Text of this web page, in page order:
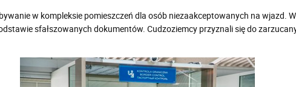
w kompleksie pomieszczeń dla osób niezaakceptowanych na wjazd.
sfałszowanych dokumentów. Cudzoziemcy przyznali się do